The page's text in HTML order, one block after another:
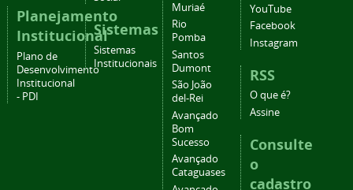
Planejamento
Institucional
Plano de
Desenvolvimento
Institucional
- PDI
Sistemas
Sistemas
Institucionais
Muriaé
Rio
Pomba
Santos
Dumont
São João
del-Rei
Avançado
Bom
Sucesso
Avançado
Cataguases
YouTube
Facebook
Instagram
RSS
O que é?
Assine
Consulte
o
cadastro